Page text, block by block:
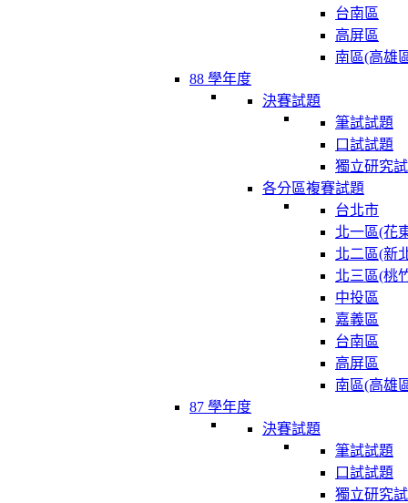
台南區
高屏區
南區(高雄
88 學年度
決賽試題
筆試試題
口試試題
獨立研究
各分區複賽試題
台北市
北一區(花
北二區(新
北三區(桃
中投區
嘉義區
台南區
高屏區
南區(高雄
87 學年度
決賽試題
筆試試題
口試試題
獨立研究